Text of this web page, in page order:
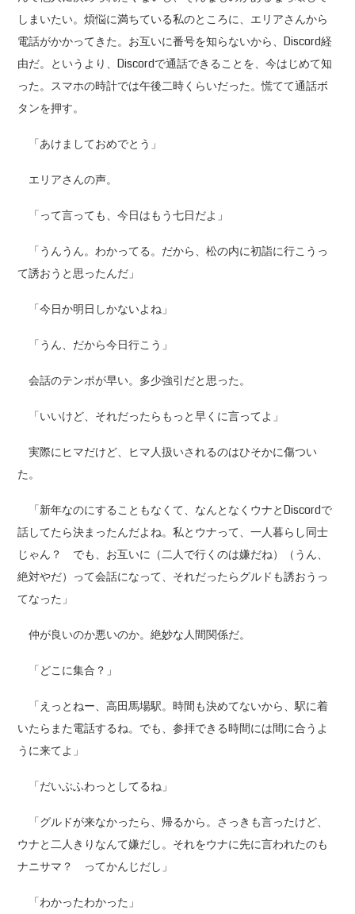
しまいたい。煩悩に満ちている私のところに、エリアさんから
電話がかかってきた。お互いに番号を知らないから、Discord経
由だ。というより、Discordで通話できることを、今はじめて知
った。スマホの時計では午後二時くらいだった。慌てて通話ボ
タンを押す。
「あけましておめでとう」
エリアさんの声。
「って言っても、今日はもう七日だよ」
「うんうん。わかってる。だから、松の内に初詣に行こうっ
て誘おうと思ったんだ」
「今日か明日しかないよね」
「うん、だから今日行こう」
会話のテンポが早い。多少強引だと思った。
「いいけど、それだったらもっと早くに言ってよ」
実際にヒマだけど、ヒマ人扱いされるのはひそかに傷つい
た。
「新年なのにすることもなくて、なんとなくウナとDiscordで
話してたら決まったんだよね。私とウナって、一人暮らし同士
じゃん？ でも、お互いに（二人で行くのは嫌だね）（うん、
絶対やだ）って会話になって、それだったらグルドも誘おうっ
てなった」
仲が良いのか悪いのか。絶妙な人間関係だ。
「どこに集合？」
「えっとねー、高田馬場駅。時間も決めてないから、駅に着
いたらまた電話するね。でも、参拝できる時間には間に合うよ
うに来てよ」
「だいぶふわっとしてるね」
「グルドが来なかったら、帰るから。さっきも言ったけど、
ウナと二人きりなんて嫌だし。それをウナに先に言われたのも
ナニサマ？ ってかんじだし」
「わかったわかった」